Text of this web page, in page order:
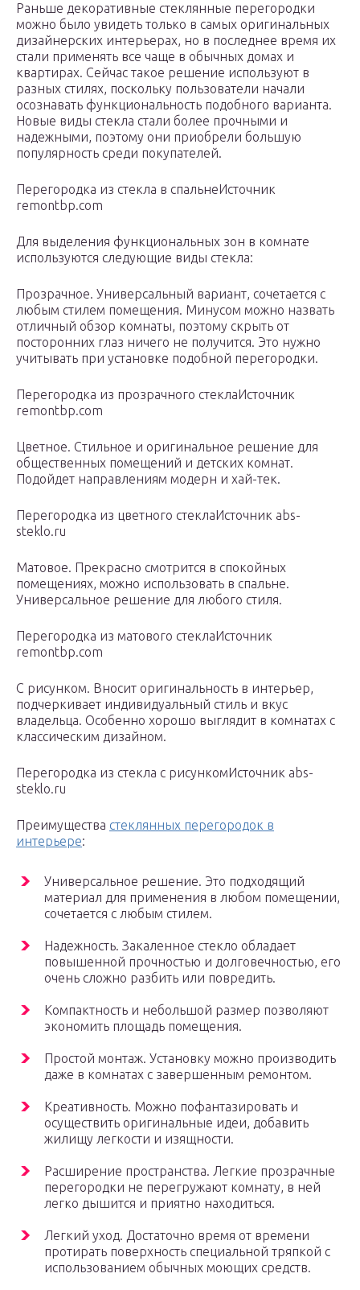
Раньше декоративные стеклянные перегородки
можно было увидеть только в самых оригинальных
дизайнерских интерьерах, но в последнее время их
стали применять все чаще в обычных домах и
квартирах. Сейчас такое решение используют в
разных стилях, поскольку пользователи начали
осознавать функциональность подобного варианта.
Новые виды стекла стали более прочными и
надежными, поэтому они приобрели большую
популярность среди покупателей.
Перегородка из стекла в спальнеИсточник
remontbp.com
Для выделения функциональных зон в комнате
используются следующие виды стекла:
Прозрачное. Универсальный вариант, сочетается с
любым стилем помещения. Минусом можно назвать
отличный обзор комнаты, поэтому скрыть от
посторонних глаз ничего не получится. Это нужно
учитывать при установке подобной перегородки.
Перегородка из прозрачного стеклаИсточник
remontbp.com
Цветное. Стильное и оригинальное решение для
общественных помещений и детских комнат.
Подойдет направлениям модерн и хай-тек.
Перегородка из цветного стеклаИсточник abs-
steklo.ru
Матовое. Прекрасно смотрится в спокойных
помещениях, можно использовать в спальне.
Универсальное решение для любого стиля.
Перегородка из матового стеклаИсточник
remontbp.com
С рисунком. Вносит оригинальность в интерьер,
подчеркивает индивидуальный стиль и вкус
владельца. Особенно хорошо выглядит в комнатах с
классическим дизайном.
Перегородка из стекла с рисункомИсточник abs-
steklo.ru
Преимущества стеклянных перегородок в
интерьере:
Универсальное решение. Это подходящий
материал для применения в любом помещении,
сочетается с любым стилем.
Надежность. Закаленное стекло обладает
повышенной прочностью и долговечностью, его
очень сложно разбить или повредить.
Компактность и небольшой размер позволяют
экономить площадь помещения.
Простой монтаж. Установку можно производить
даже в комнатах с завершенным ремонтом.
Креативность. Можно пофантазировать и
осуществить оригинальные идеи, добавить
жилищу легкости и изящности.
Расширение пространства. Легкие прозрачные
перегородки не перегружают комнату, в ней
легко дышится и приятно находиться.
Легкий уход. Достаточно время от времени
протирать поверхность специальной тряпкой с
использованием обычных моющих средств.